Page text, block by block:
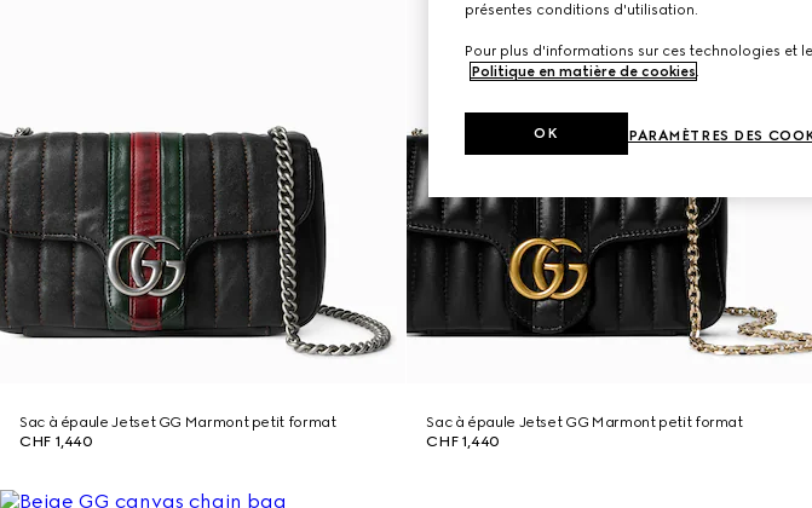
Sac à épaule Jetset GG Marmont petit format
CHF 1,440
Sac à épaule Jetset GG Marmont petit format
CHF 1,440
présentes conditions d'utilisation.
Pour plus d'informations sur ces technologies et
Politique en matière de cookies.
PARAMÈTRES DES
OK